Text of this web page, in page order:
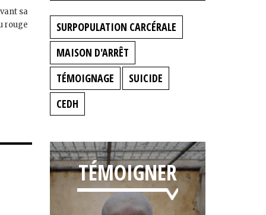
sa
rouge
SURPOPULATION CARCÉRALE
MAISON D'ARRÊT
TÉMOIGNAGE
SUICIDE
CEDH
TÉMOIGNER